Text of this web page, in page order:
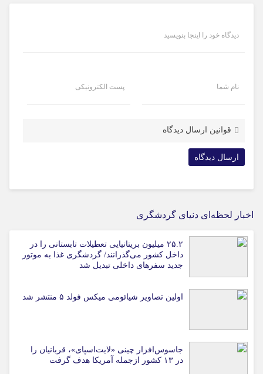
دیدگاه خود را اینجا بنویسید
نام شما پست الکترونیکی
قوانین ارسال دیدگاه
اخبار لحظه‌ای دنیای گردشگری
۲۵.۲ میلیون بریتانیایی تعطیلات تابستانی را در
داخل کشور می‌گذرانند/ گردشگری غذا به موتور
جدید سفرهای داخلی تبدیل شد
اولین تصاویر شیائومی میکس فولد ۵ منتشر شد
جاسوس‌افزار چینی «لایت‌اسپای»، قربانیان را
در ۱۳ کشور ازجمله آمریکا هدف گرفت